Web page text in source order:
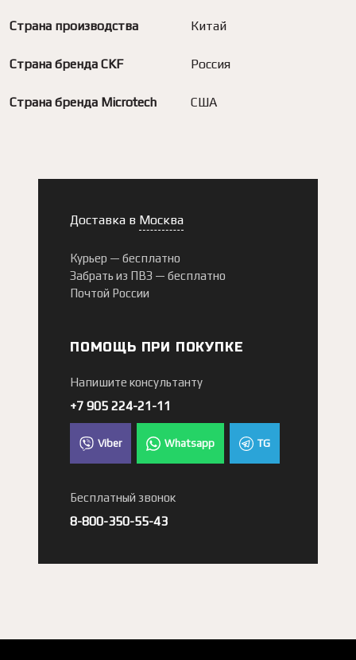
Страна производства Китай
Страна бренда CKF Россия
Страна бренда Microtech США
Доставка в Москва
Курьер — бесплатно
Забрать из ПВЗ — бесплатно
Почтой России
ПОМОЩЬ ПРИ ПОКУПКЕ
Напишите консультанту
+7 905 224-21-11
Viber Whatsapp TG
Бесплатный звонок
8-800-350-55-43